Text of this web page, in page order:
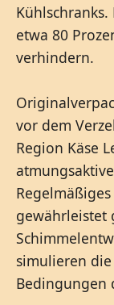
etwa 80
verhindern.
vor dem
Region Käse
gewährleistet
simulieren
Bedingungen